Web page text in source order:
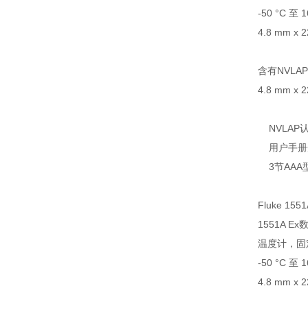
-50 °C 至
4.8 mm x
含有
4.8 mm x
NVLAP
用户手册
3节AAA
Fluke
1551A Ex
温度计，
-50 °C 至
4.8 mm x